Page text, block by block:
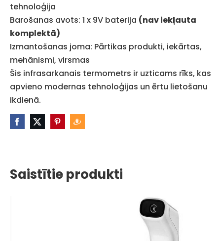
tehnoloģija
Barošanas avots: 1 x 9V baterija (nav iekļauta
komplektā)
Izmantošanas joma: Pārtikas produkti, iekārtas,
mehānismi, virsmas
Šis infrasarkanais termometrs ir uzticams rīks, kas
apvieno modernas tehnoloģijas un ērtu lietošanu
ikdienā.
Saistītie produkti